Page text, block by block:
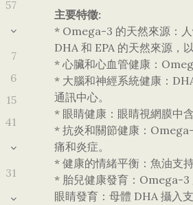
57
7
6
15
41
31
主要特徵:
* Omega-3 的天然來源：
DHA 和 EPA 的天然來源，
* 心臟和心血管健康：
* 大腦和神經系統健康：
通訊中心。
* 眼睛健康：眼睛視網膜中
* 抗炎和關節健康：
痛和炎症。
* 健康的情緒平衡：魚油支
* 胎兒健康發育：Omega-3
眼睛發育：母體 DHA 攝入